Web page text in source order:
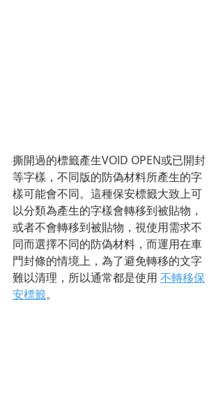
撕開過的標籤產生VOID OPEN或已開封
等字樣，不同版的防偽材料所產生的字
樣可能會不同。這種保安標籤大致上可
以分類為產生的字樣會轉移到被貼物，
或者不會轉移到被貼物，視使用需求不
同而選擇不同的防偽材料，而運用在車
門封條的情境上，為了避免轉移的文字
難以清理，所以通常都是使用 不轉移保
安標籤。